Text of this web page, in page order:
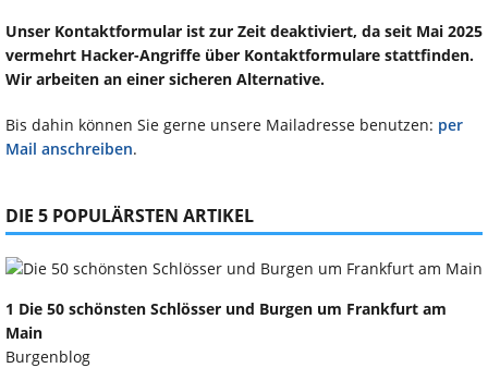
Unser Kontaktformular ist zur Zeit deaktiviert, da seit Mai 2025
vermehrt Hacker-Angriffe über Kontaktformulare stattfinden.
Wir arbeiten an einer sicheren Alternative.
Bis dahin können Sie gerne unsere Mailadresse benutzen: per
Mail anschreiben.
DIE 5 POPULÄRSTEN ARTIKEL
1 Die 50 schönsten Schlösser und Burgen um Frankfurt am
Main
Burgenblog